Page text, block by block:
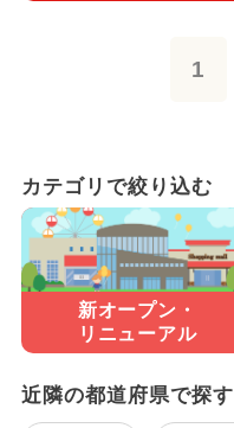
1
カテゴリで絞り込む
新オープン・
リニューアル
近隣の都道府県で探す